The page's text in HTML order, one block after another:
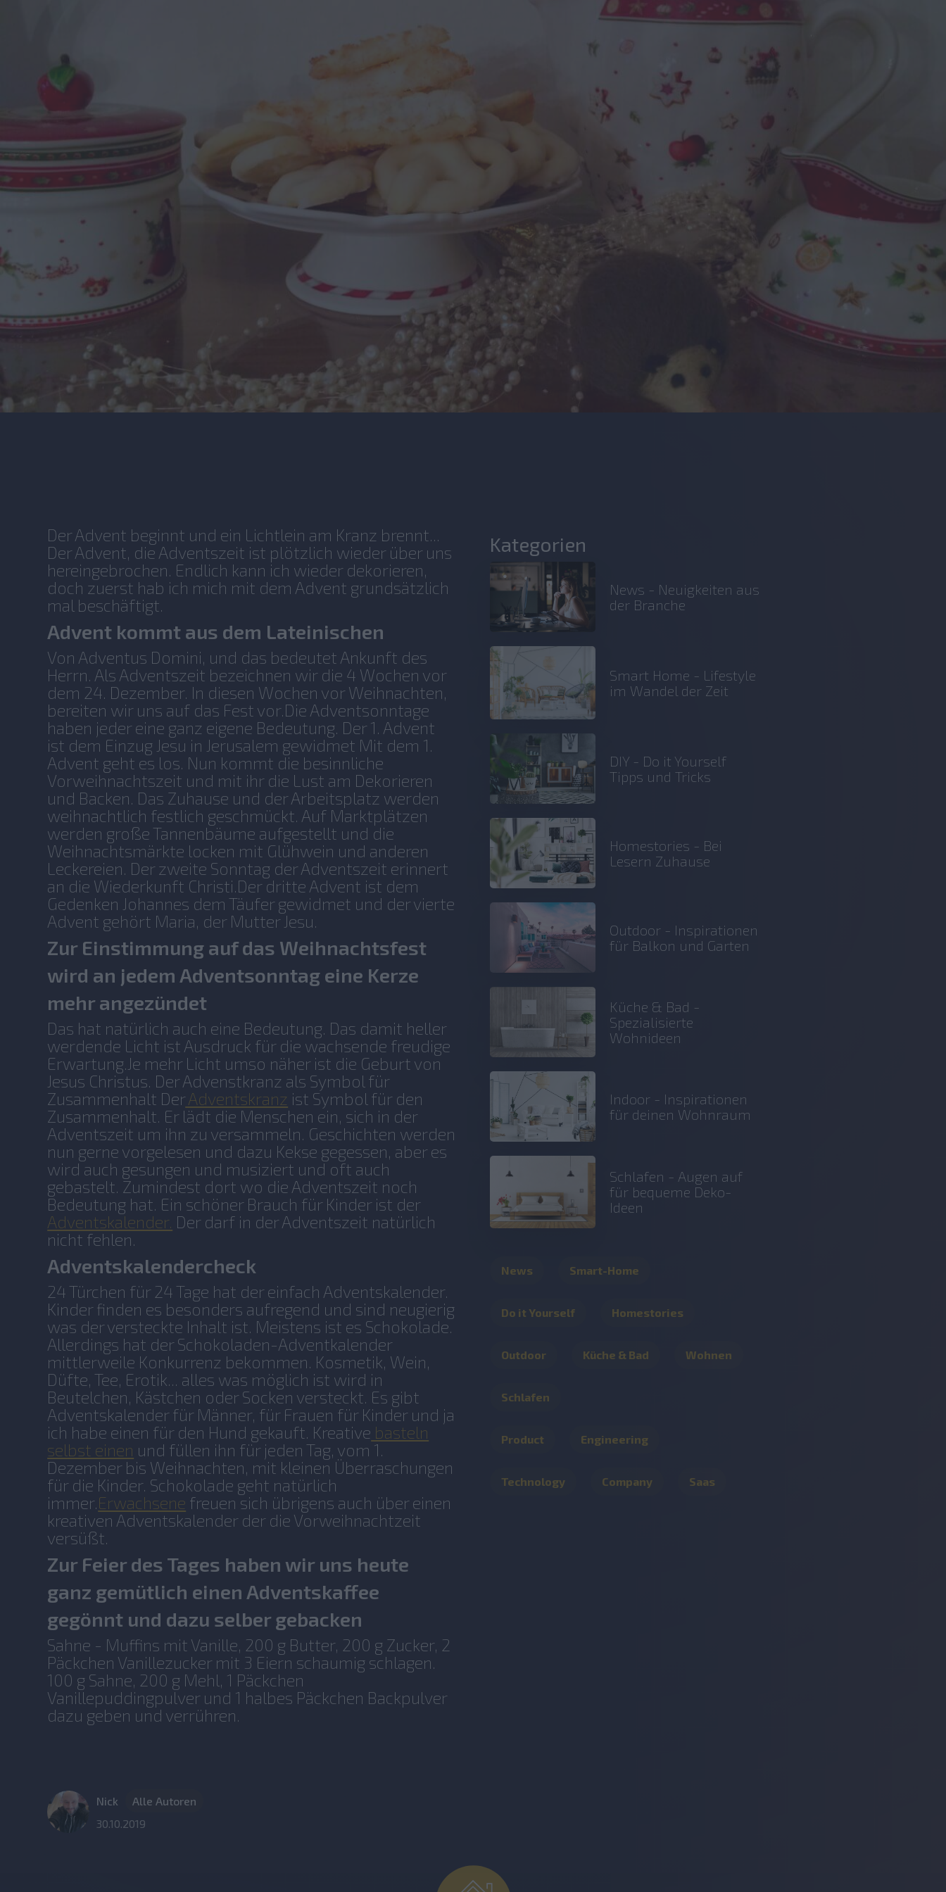
Der Advent beginnt und ein Lichtlein am Kranz brennt...
Der Advent, die Adventszeit ist plötzlich wieder über uns
hereingebrochen. Endlich kann ich wieder dekorieren,
doch zuerst hab ich mich mit dem Advent grundsätzlich
mal beschäftigt.
Advent kommt aus dem Lateinischen
Von Adventus Domini, und das bedeutet Ankunft des
Herrn. Als Adventszeit bezeichnen wir die 4 Wochen vor
dem 24. Dezember. In diesen Wochen vor Weihnachten,
bereiten wir uns auf das Fest vor.Die Adventsonntage
haben jeder eine ganz eigene Bedeutung. Der 1. Advent
ist dem Einzug Jesu in Jerusalem gewidmet Mit dem 1.
Advent geht es los. Nun kommt die besinnliche
Vorweihnachtszeit und mit ihr die Lust am Dekorieren
und Backen. Das Zuhause und der Arbeitsplatz werden
weihnachtlich festlich geschmückt. Auf Marktplätzen
werden große Tannenbäume aufgestellt und die
Weihnachtsmärkte locken mit Glühwein und anderen
Leckereien. Der zweite Sonntag der Adventszeit erinnert
an die Wiederkunft Christi.Der dritte Advent ist dem
Gedenken Johannes dem Täufer gewidmet und der vierte
Advent gehört Maria, der Mutter Jesu.
Zur Einstimmung auf das Weihnachtsfest
wird an jedem Adventsonntag eine Kerze
mehr angezündet
Das hat natürlich auch eine Bedeutung. Das damit heller
werdende Licht ist Ausdruck für die wachsende freudige
Erwartung.Je mehr Licht umso näher ist die Geburt von
Jesus Christus. Der Advenstkranz als Symbol für
Zusammenhalt DerAdventskranz ist Symbol für den
Zusammenhalt. Er lädt die Menschen ein, sich in der
Adventszeit um ihn zu versammeln. Geschichten werden
nun gerne vorgelesen und dazu Kekse gegessen, aber es
wird auch gesungen und musiziert und oft auch
gebastelt. Zumindest dort wo die Adventszeit noch
Bedeutung hat. Ein schöner Brauch für Kinder ist der
Adventskalender. Der darf in der Adventszeit natürlich
nicht fehlen.
Adventskalendercheck
24 Türchen für 24 Tage hat der einfach Adventskalender.
Kinder finden es besonders aufregend und sind neugierig
was der versteckte Inhalt ist. Meistens ist es Schokolade.
Allerdings hat der Schokoladen-Adventkalender
mittlerweile Konkurrenz bekommen. Kosmetik, Wein,
Düfte, Tee, Erotik... alles was möglich ist wird in
Beutelchen, Kästchen oder Socken versteckt. Es gibt
Adventskalender für Männer, für Frauen für Kinder und ja
ich habe einen für den Hund gekauft. Kreative basteln
selbst einen und füllen ihn für jeden Tag, vom 1.
Dezember bis Weihnachten, mit kleinen Überraschungen
für die Kinder. Schokolade geht natürlich
immer.Erwachsene freuen sich übrigens auch über einen
kreativen Adventskalender der die Vorweihnachtzeit
versüßt.
Zur Feier des Tages haben wir uns heute
ganz gemütlich einen Adventskaffee
gegönnt und dazu selber gebacken
Sahne - Muffins mit Vanille, 200 g Butter, 200 g Zucker, 2
Päckchen Vanillezucker mit 3 Eiern schaumig schlagen.
100 g Sahne, 200 g Mehl, 1 Päckchen
Vanillepuddingpulver und 1 halbes Päckchen Backpulver
dazu geben und verrühren.
Nick
Alle Autoren
30.10.2019
Kategorien
News - Neuigkeiten aus
der Branche
Smart Home - Lifestyle
im Wandel der Zeit
DIY - Do it Yourself
Tipps und Tricks
Homestories - Bei
Lesern Zuhause
Outdoor - Inspirationen
für Balkon und Garten
Küche & Bad -
Spezialisierte
Wohnideen
Indoor - Inspirationen
für deinen Wohnraum
Schlafen - Augen auf
für bequeme Deko-
Ideen
News Smart-Home
Do it Yourself Homestories
Outdoor Küche & Bad Wohnen
Schlafen
Product Engineering
Technology Company Saas